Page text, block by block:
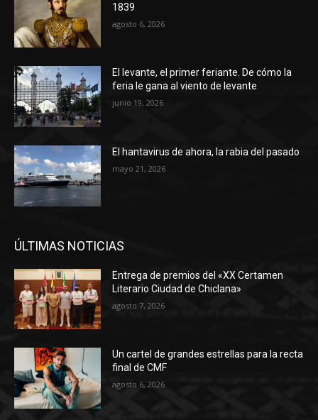
1839
agosto 6, 2026
El levante, el primer feriante. De cómo la
feria le gana al viento de levante
junio 19, 2026
El hantavirus de ahora, la rabia del pasado
mayo 21, 2026
ÚLTIMAS NOTICIAS
Entrega de premios del «XX Certamen
Literario Ciudad de Chiclana»
agosto 7, 2026
Un cartel de grandes estrellas para la recta
final de CMF
agosto 6, 2026